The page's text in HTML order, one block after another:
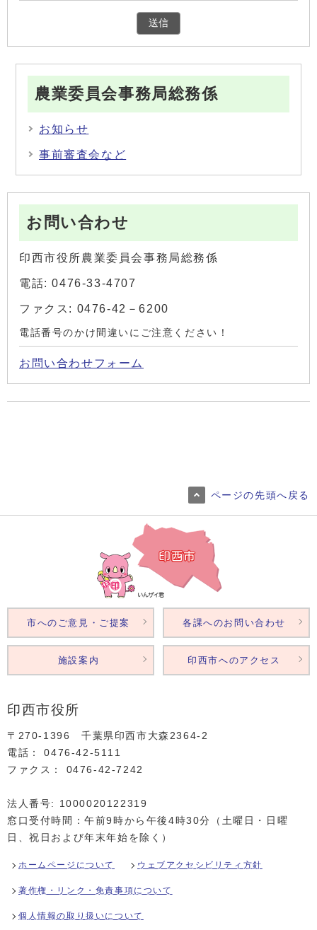
農業委員会事務局総務係
お知らせ
事前審査会など
お問い合わせ
印西市役所農業委員会事務局総務係
電話: 0476-33-4707
ファクス: 0476-42－6200
電話番号のかけ間違いにご注意ください！
お問い合わせフォーム
ページの先頭へ戻る
印西市役所
〒270-1396 千葉県印西市大森2364‐2
電話： 0476‐42‐5111
ファクス： 0476‐42‐7242
法人番号: 1000020122319
窓口受付時間：午前9時から午後4時30分（土曜日・日曜
日、祝日および年末年始を除く）
ホームページについて ウェブアクセシビリティ方針
著作権・リンク・免責事項について
個人情報の取り扱いについて
市へのご意見・ご提案 各課へのお問い合わせ
施設案内 印西市へのアクセス